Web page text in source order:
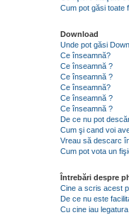
Cum pot găsi toate
Download
Unde pot găsi
Ce înseamnă?
Ce înseamnă ?
Ce înseamnă ?
Ce înseamnă?
Ce înseamnă ?
Ce înseamnă ?
De ce nu pot
Cum şi cand voi
Vreau să descarc
Cum pot vota un
Întrebări despre
Cine a scris acest
De ce nu este
Cu cine iau